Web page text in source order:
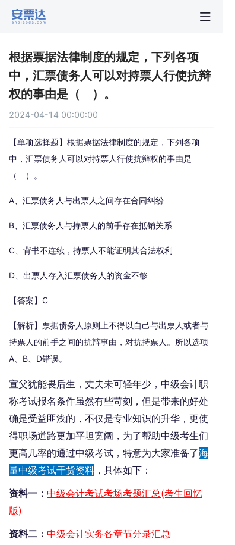
根据票据法律制度的规定，下列各项
中，汇票债务人可以对持票人行使抗辩
权的事由是（ ）。
2024-04-14 00:00:00
【单项选择题】根据票据法律制度的规定，下列各项
中，汇票债务人可以对持票人行使抗辩权的事由是
（ ）。
A、汇票债务人与出票人之间存在合同纠纷
B、汇票债务人与持票人的前手存在抵销关系
C、背书不连续，持票人不能证明其合法权利
D、出票人存入汇票债务人的资金不够
【答案】C
【解析】票据债务人原则上不得以自己与出票人或者与
持票人的前手之间的抗辩事由，对抗持票人。所以选项
A、B、D错误。
宣父犹能畏后生，丈夫未可轻年少，中级会计职
称考试报名条件虽然有些苛刻，但是带来的好处
确是受益匪浅的，不仅是专业知识的升华，更使
得职场道路更加平坦宽阔，为了帮助中级考生们
更高几率的通过中级考试，特意为大家准备了海
量中级考试干货资料 ，具体如下：
资料一： 中级会计考试考场考题汇总(考生回忆
版)
资料二： 中级会计实务各章节分录汇总